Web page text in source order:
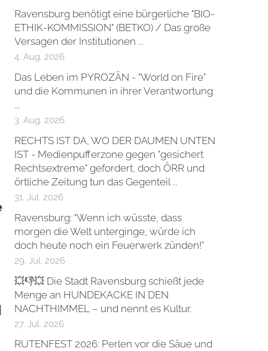
Ravensburg benötigt eine bürgerliche "BIO-
ETHIK-KOMMISSION" (BETKO) / Das große
Versagen der Institutionen ...
4. Aug. 2026
Das Leben im PYROZÄN - "World on Fire"
und die Kommunen in ihrer Verantwortung
...
3. Aug. 2026
RECHTS IST DA, WO DER DAUMEN UNTEN
IST - Medienpufferzone gegen "gesichert
Rechtsextreme" gefordert, doch ÖRR und
örtliche Zeitung tun das Gegenteil ...
31. Jul. 2026
Ravensburg: "Wenn ich wüsste, dass
morgen die Welt unterginge, würde ich
doch heute noch ein Feuerwerk zünden!"
29. Jul. 2026
💥👎💥 Die Stadt Ravensburg schießt jede
Menge an HUNDEKACKE IN DEN
NACHTHIMMEL – und nennt es Kultur.
27. Jul. 2026
RUTENFEST 2026: Perlen vor die Säue und